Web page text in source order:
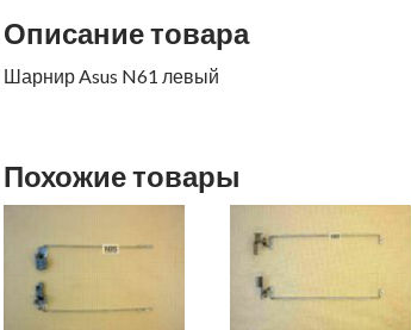
Описание товара
Шарнир Asus N61 левый
Похожие товары